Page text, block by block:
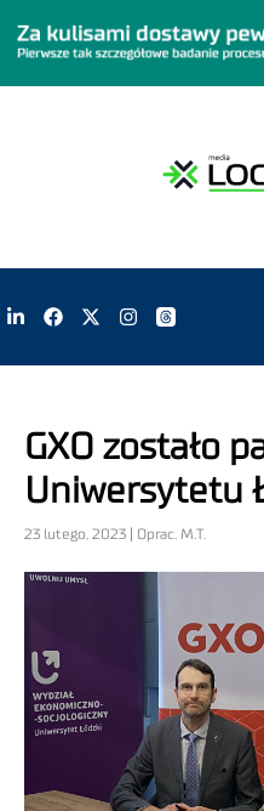
GXO zostało
Uniwersytetu
23 lutego, 2023 | Oprac. M.T.